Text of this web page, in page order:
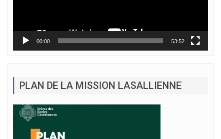
00:00 53:52
PLAN DE LA MISSION LASALLIENNE